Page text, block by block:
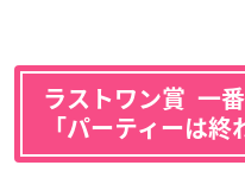
ラストワン賞 一
「パーティーは